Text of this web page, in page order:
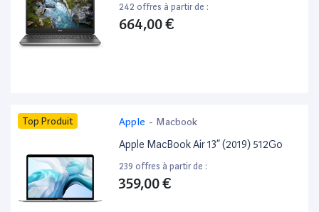
242 offres à partir de :
664,00 €
Top Produit Apple - Macbook
Apple MacBook Air 13” (2019) 512Go
239 offres à partir de :
359,00 €